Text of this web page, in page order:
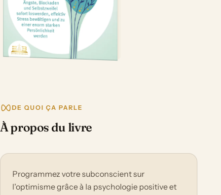
DE QUOI ÇA PARLE
À propos du livre
Programmez votre subconscient sur
l'optimisme grâce à la psychologie positive et